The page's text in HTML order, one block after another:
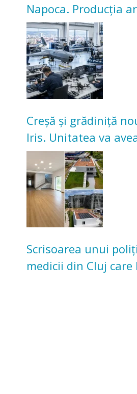
Napoca. Producția
înceapă în toamna
Creșă și grădiniță
Iris. Unitatea va
pentru copii
Scrisoarea unui
medicii din Cluj